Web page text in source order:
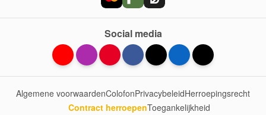
Social media
Algemene voorwaardenColofonPrivacybeleidHerroepingsrecht
Contract herroepenToegankelijkheid